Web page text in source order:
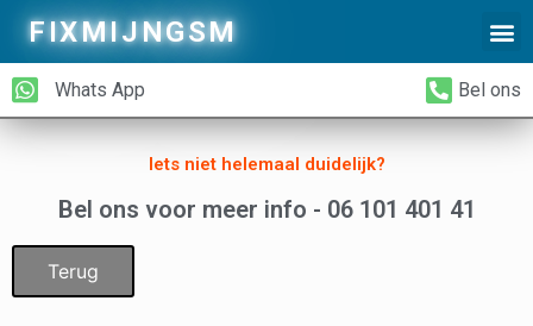
FIXMIJNGSM
Whats App Bel ons
Iets niet helemaal duidelijk?
Bel ons voor meer info - 06 101 401 41
Terug